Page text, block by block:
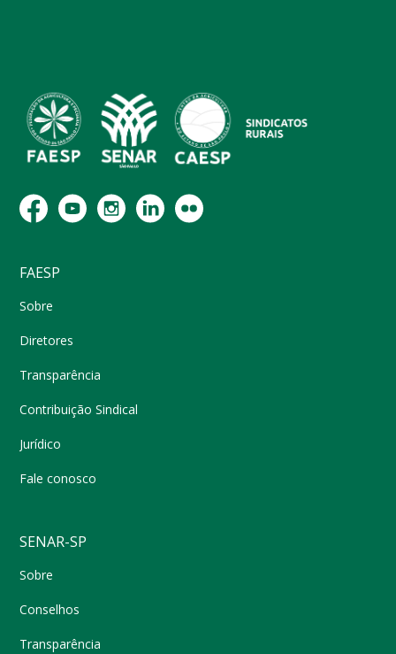
FAESP
Sobre
Diretores
Transparência
Contribuição Sindical
Jurídico
Fale conosco
SENAR-SP
Sobre
Conselhos
Transparência